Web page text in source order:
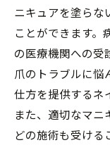
ニキュアを塗らな
ことができます。
の医療機関への受
爪のトラブルに悩
仕方を提供するネ
また、適切なマ
どの施術も受ける